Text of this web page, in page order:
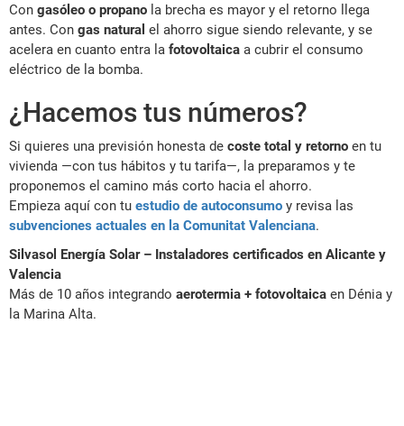
Con gasóleo o propano la brecha es mayor y el retorno llega
antes. Con gas natural el ahorro sigue siendo relevante, y se
acelera en cuanto entra la fotovoltaica a cubrir el consumo
eléctrico de la bomba.
¿Hacemos tus números?
Si quieres una previsión honesta de coste total y retorno en tu
vivienda —con tus hábitos y tu tarifa—, la preparamos y te
proponemos el camino más corto hacia el ahorro.
Empieza aquí con tu estudio de autoconsumo y revisa las
subvenciones actuales en la Comunitat Valenciana.
Silvasol Energía Solar – Instaladores certificados en Alicante y
Valencia
Más de 10 años integrando aerotermia + fotovoltaica en Dénia y
la Marina Alta.